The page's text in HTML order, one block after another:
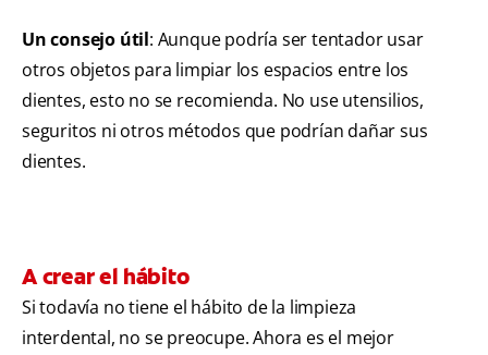
Un consejo útil: Aunque podría ser tentador usar
otros objetos para limpiar los espacios entre los
dientes, esto no se recomienda. No use utensilios,
seguritos ni otros métodos que podrían dañar sus
dientes.
A crear el hábito
Si todavía no tiene el hábito de la limpieza
interdental, no se preocupe. Ahora es el mejor